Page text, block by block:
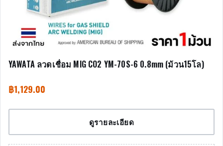
YAWATA ลวดเชื่อม MIG CO2 YM-70S-6 0.8mm (ม้วน15โล)
฿1,129.00
ดูรายละเอียด